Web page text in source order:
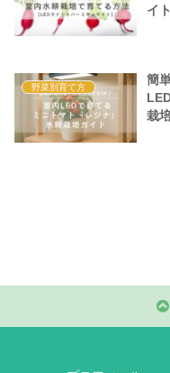
イト
野菜別育て方
簡
栽